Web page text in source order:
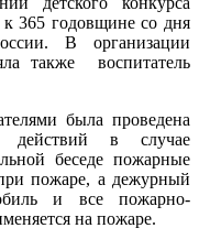
365 годовщине со дня
В организации
также воспитатель
была проведена
действий в случае
беседе пожарные
пожаре, а дежурный
и все пожарно-
на пожаре.